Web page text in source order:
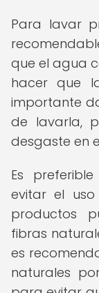
Para lavar
que el agua
hacer que
importante
de lavarla,
desgaste en
Es
evitar el
productos
fibras
es
naturales